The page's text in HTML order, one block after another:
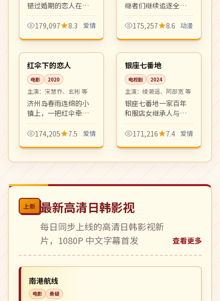
错过婚期的恋人在中
秋月圆夜重新审视感
情。剧情舒缓写实，
合成熟观众的中秋档
爱情片。
179,097 8.3 爱情
继者们继续追逐全国
大赛梦想。承袭经典
作品热血气质、画面
作。
175,257 8.6 动漫
韩国
高分 99:47
红伞下的恋人
电影 2020
主演： 宋慧乔、玄彬 等
济州岛春雨连绵的小
镇上，一把红伞牵起
了两段错位的人生。
怀旧氛围浓郁，配乐
174,205 7.5 爱情
日本
热播 04:15
银座七番地
电视剧 2024
主演： 绫濑遥、阿部宽 等
银座七番地一家百年
和服店女继承人与设
计师的现代职场爱
情。优雅怀旧氛围、
品质日剧。
171,216 7.4 爱情
上新 最新高清日韩影视
每日同步上线的高清日韩影视新
片，1080P 中文字幕首发
查看更多
英国
4K
南港航线
电影 悬疑